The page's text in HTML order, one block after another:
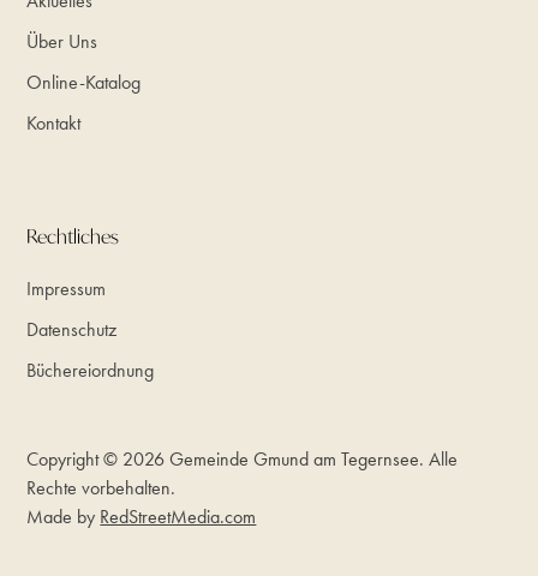
Über Uns
Online-Katalog
Kontakt
Rechtliches
Impressum
Datenschutz
Büchereiordnung
Copyright © 2026 Gemeinde Gmund am Tegernsee. Alle
Rechte vorbehalten.
Made by RedStreetMedia.com